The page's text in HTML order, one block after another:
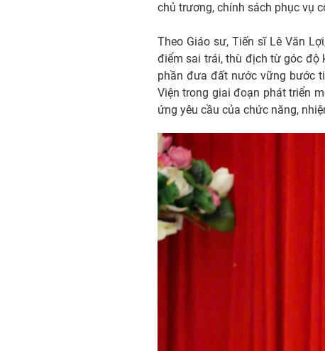
chủ trương, chính sách phục vụ
Theo Giáo sư, Tiến sĩ Lê Văn
điểm sai trái, thù địch từ góc độ
phần đưa đất nước vững bước
Viện trong giai đoạn phát triển
ứng yêu cầu của chức năng,